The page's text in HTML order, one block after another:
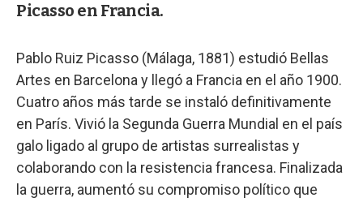
Picasso en Francia.
Pablo Ruiz Picasso (Málaga, 1881) estudió Bellas
Artes en Barcelona y llegó a Francia en el año 1900.
Cuatro años más tarde se instaló definitivamente
en París. Vivió la Segunda Guerra Mundial en el país
galo ligado al grupo de artistas surrealistas y
colaborando con la resistencia francesa. Finalizada
la guerra, aumentó su compromiso político que